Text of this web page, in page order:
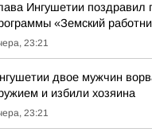
Ингушетии поздравил
«Земский
23:21
двое мужчин
и избили хозяина
23:21